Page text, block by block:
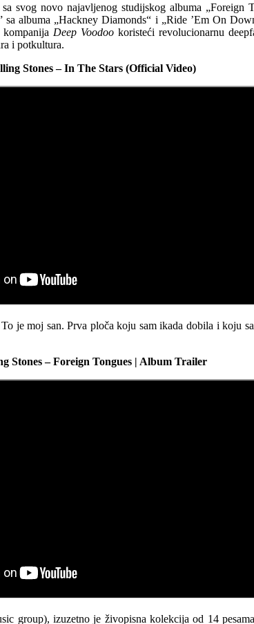
svog novo najavljenog studijskog albuma „Foreign
albuma „Hackney Diamonds“ i „Ride ’Em On
Deep Voodookoristeći revolucionarnu
i potkultura.
Stones – In The Stars (Official Video)
je moj san. Prva ploča koju sam ikada dobila i koju
Stones – Foreign Tongues | Album Trailer
group), izuzetno je živopisna kolekcija od 14